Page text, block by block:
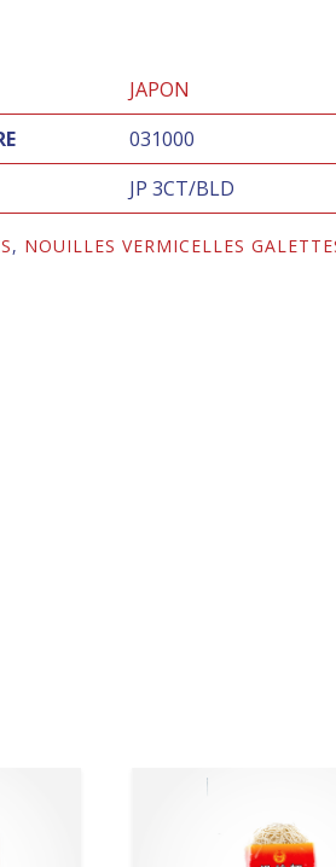
JAPON
031000
JP 3CT/BLD
, NOUILLES VERMICELLES